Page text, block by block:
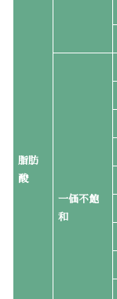
脂肪
酸
一価不飽
和